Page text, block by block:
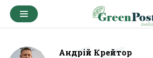
Андрій Крейтор